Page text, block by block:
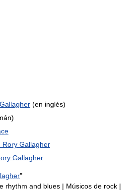
(en inglés)
Rory Gallagher
Gallagher
"
rhythm and blues | Músicos de rock |